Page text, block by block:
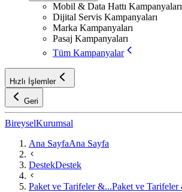
Mobil & Data Hattı Kampanyaları
Dijital Servis Kampanyaları
Marka Kampanyaları
Pasaj Kampanyaları
Tüm Kampanyalar
Hızlı İşlemler
Geri
BireyselKurumsal
Ana SayfaAna Sayfa
DestekDestek
Paket ve Tarifeler &...Paket ve